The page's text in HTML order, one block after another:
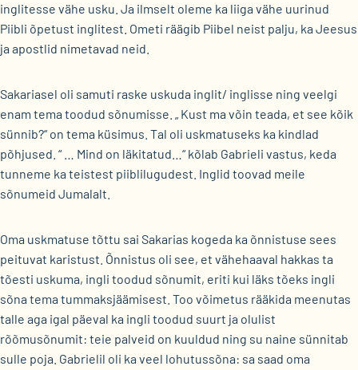
inglitesse vähe usku. Ja ilmselt oleme ka liiga vähe uurinud
Piibli õpetust inglitest. Ometi räägib Piibel neist palju, ka Jeesus
ja apostlid nimetavad neid.
Sakariasel oli samuti raske uskuda inglit/ inglisse ning veelgi
enam tema toodud sõnumisse. „ Kust ma võin teada, et see kõik
sünnib?“ on tema küsimus. Tal oli uskmatuseks ka kindlad
põhjused. “ … Mind on läkitatud…“ kõlab Gabrieli vastus, keda
tunneme ka teistest piiblilugudest. Inglid toovad meile
sõnumeid Jumalalt.
Oma uskmatuse tõttu sai Sakarias kogeda ka õnnistuse sees
peituvat karistust. Õnnistus oli see, et vähehaaval hakkas ta
tõesti uskuma, ingli toodud sõnumit, eriti kui läks tõeks ingli
sõna tema tummaksjäämisest. Too võimetus rääkida meenutas
talle aga igal päeval ka ingli toodud suurt ja olulist
rõõmusõnumit: teie palveid on kuuldud ning su naine sünnitab
sulle poja. Gabrielil oli ka veel lohutussõna: sa saad oma